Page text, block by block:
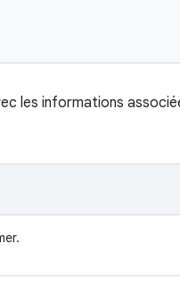
les informations